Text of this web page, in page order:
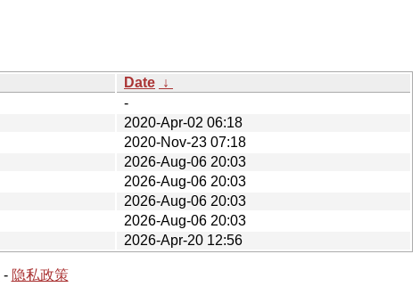
Date ↓
-
2020-Apr-02 06:18
2020-Nov-23 07:18
2026-Aug-06 20:03
2026-Aug-06 20:03
2026-Aug-06 20:03
2026-Aug-06 20:03
2026-Apr-20 12:56
- 隐私政策